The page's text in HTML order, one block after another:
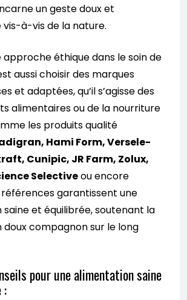
un geste doux et
à-vis de la nature.
éthique dans le soin de
aussi choisir des marques
et adaptées, qu’il s’agisse des
alimentaires ou de la nourriture
les produits qualité
Hami Form, Versele-
Cunipic, JR Farm, Zolux,
Selectiveou encore
références garantissent une
et équilibrée, soutenant la
compagnon sur le long
pour une alimentation saine
: